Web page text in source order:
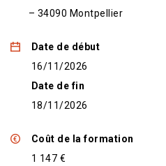
– 34090 Montpellier
Date de début
16/11/2026
Date de fin
18/11/2026
Coût de la formation
1 147 €